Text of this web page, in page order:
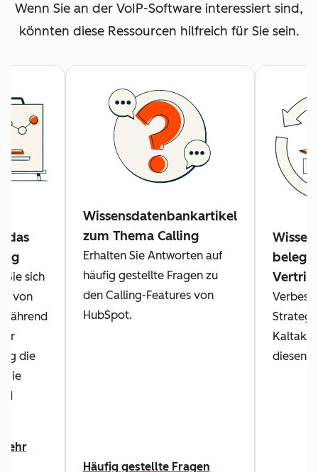
Wenn Sie an der VoIP-Software interessiert sind,
könnten diese Ressourcen hilfreich für Sie sein.
das
Sie sich
von
die
Sie
Wissensdatenbankartikel
zum Thema Calling
Erhalten Sie Antworten auf
häufig gestellte Fragen zu
den Calling-Features von
HubSpot.
Häufig gestellte Fragen
diesen